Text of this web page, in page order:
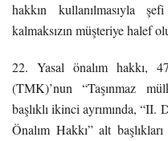
hakkın kullanılmasıyla
kalmaksızın müşteriye halef
22. Yasal önalım hakkı,
(TMK)’nun “Taşınmaz
başlıklı ikinci ayrımında, “II.
Önalım Hakkı” alt